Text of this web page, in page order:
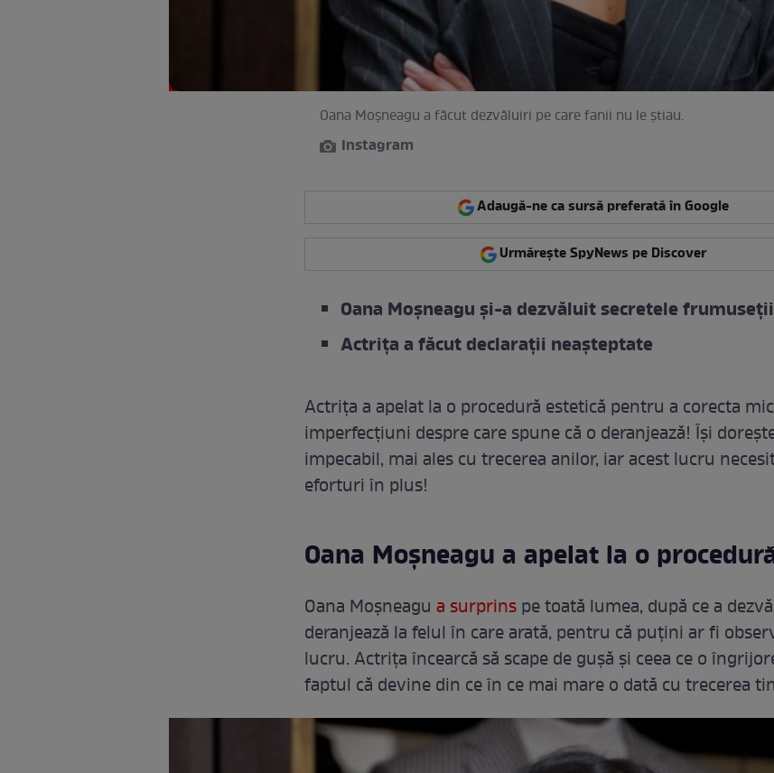
Oana Moșneagu a făcut dezvăluiri pe care fanii nu le știau.
Instagram
Adaugă-ne ca sursă preferată în Google
Urmărește SpyNews pe Discover
Oana Moșneagu și-a dezvăluit secretele frumuseții
Actrița a făcut declarații neașteptate
Actrița a apelat la o procedură estetică pentru a corecta
imperfecțiuni despre care spune că o deranjează! Își
impecabil, mai ales cu trecerea anilor, iar acest lucru
eforturi în plus!
Oana Moșneagu a apelat la o
Oana Moșneagu a surprinspe toată lumea, după ce a
deranjează la felul în care arată, pentru că puțini ar fi
lucru. Actrița încearcă să scape de gușă și ceea ce o
faptul că devine din ce în ce mai mare o dată cu trecerea